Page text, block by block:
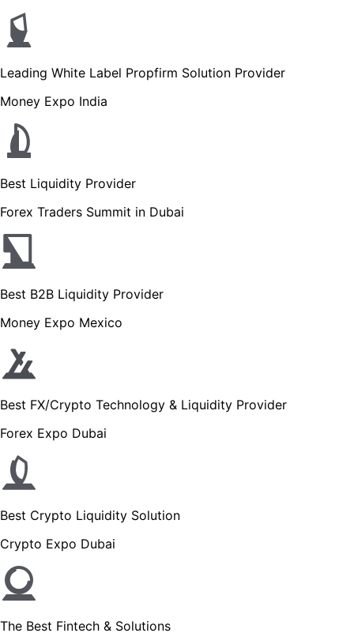
Leading White Label Propfirm Solution Provider
Money Expo India
Best Liquidity Provider
Forex Traders Summit in Dubai
Best B2B Liquidity Provider
Money Expo Mexico
Best FX/Crypto Technology & Liquidity Provider
Forex Expo Dubai
Best Crypto Liquidity Solution
Crypto Expo Dubai
The Best Fintech & Solutions